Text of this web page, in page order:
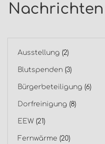
Ausstellung (2)
Blutspenden (3)
Bürgerbeteiligung (6)
Dorfreinigung (8)
EEW (21)
Fernwärme (20)